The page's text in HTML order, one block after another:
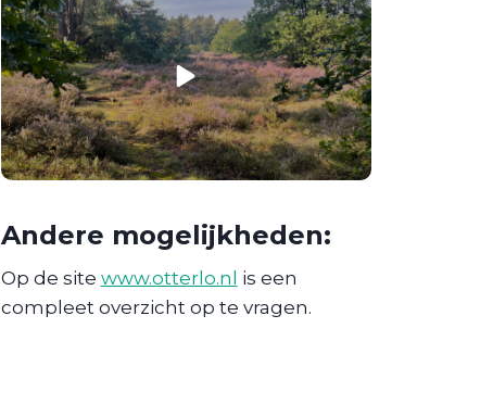
Andere mogelijkheden:
Op de site www.otterlo.nl is een
compleet overzicht op te vragen.